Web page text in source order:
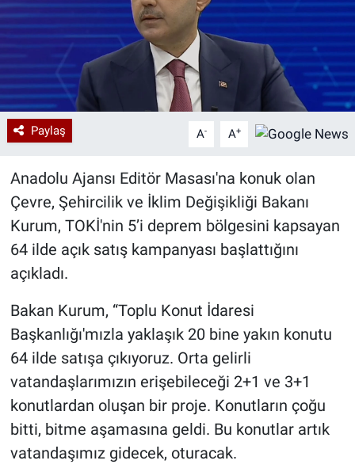
Paylaş A- A+
Anadolu Ajansı Editör Masası'na konuk olan
Çevre, Şehircilik ve İklim Değişikliği Bakanı
Kurum, TOKİ'nin 5’i deprem bölgesini kapsayan
64 ilde açık satış kampanyası başlattığını
açıkladı.
Bakan Kurum, “Toplu Konut İdaresi
Başkanlığı'mızla yaklaşık 20 bine yakın konutu
64 ilde satışa çıkıyoruz. Orta gelirli
vatandaşlarımızın erişebileceği 2+1 ve 3+1
konutlardan oluşan bir proje. Konutların çoğu
bitti, bitme aşamasına geldi. Bu konutlar artık
vatandaşımız gidecek, oturacak.
Erişim Bilgileri
Sağlık
Teknoloji
Ramazan